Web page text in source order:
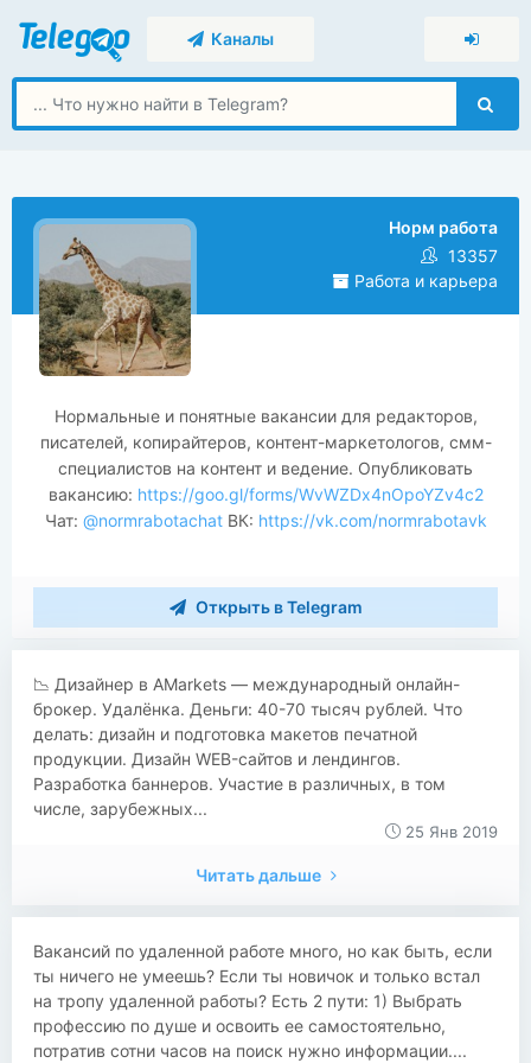
Каналы
Норм работа
13357
Работа и карьера
Нормальные и понятные вакансии для редакторов,
писателей, копирайтеров, контент-маркетологов, смм-
специалистов на контент и ведение. Опубликовать
вакансию: https://goo.gl/forms/WvWZDx4nOpoYZv4c2
Чат: @normrabotachatВК: https://vk.com/normrabotavk
Открыть в Telegram
📉 Дизайнер в AMarkets — международный онлайн-
брокер. Удалёнка. Деньги: 40-70 тысяч рублей. Что
делать: дизайн и подготовка макетов печатной
продукции. Дизайн WEB-сайтов и лендингов.
Разработка баннеров. Участие в различных, в том
числе, зарубежных...
25 Янв 2019
Читать дальше
Вакансий по удаленной работе много, но как быть, если
ты ничего не умеешь? Если ты новичок и только встал
на тропу удаленной работы? Есть 2 пути: 1) Выбрать
профессию по душе и освоить ее самостоятельно,
потратив сотни часов на поиск нужно информации....